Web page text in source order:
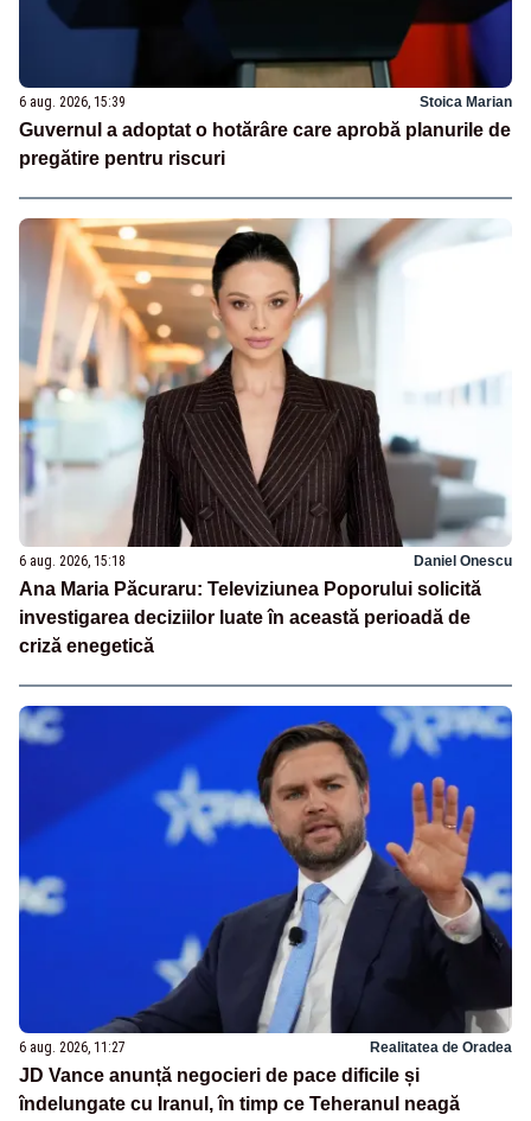
6 aug. 2026, 15:39 Stoica Marian
Guvernul a adoptat o hotărâre care aprobă planurile de
pregătire pentru riscuri
6 aug. 2026, 15:18 Daniel Onescu
Ana Maria Păcuraru: Televiziunea Poporului solicită
investigarea deciziilor luate în această perioadă de
criză enegetică
6 aug. 2026, 11:27 Realitatea de Oradea
JD Vance anunță negocieri de pace dificile și
îndelungate cu Iranul, în timp ce Teheranul neagă